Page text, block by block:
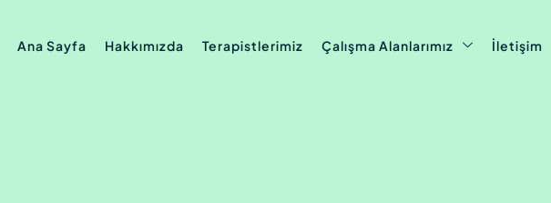
Ana Sayfa Hakkımızda Terapistlerimiz Çalışma Alanlarımız İletişim